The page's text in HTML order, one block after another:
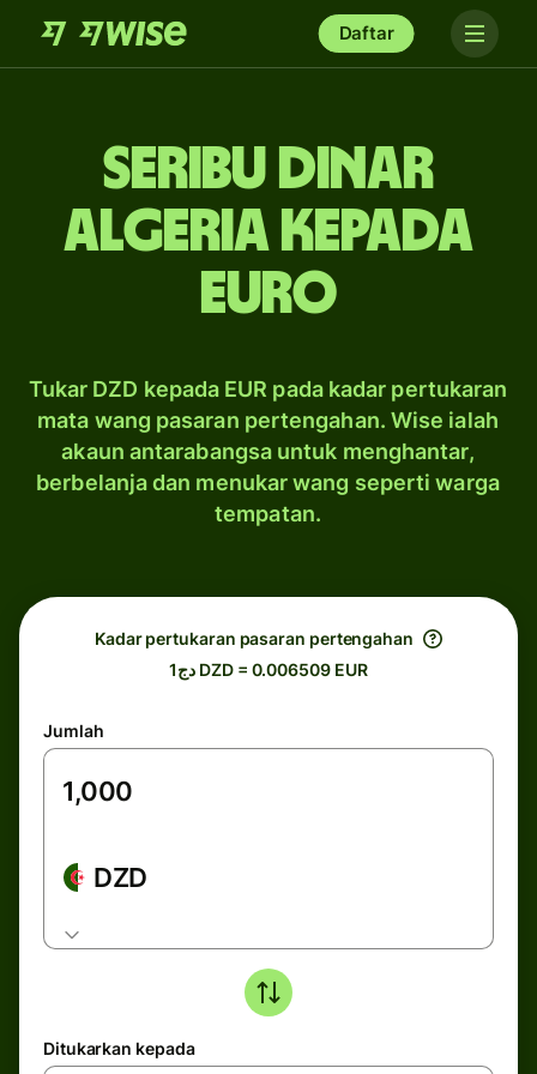
Daftar
seribu dinar
Algeria kepada
Euro
Tukar DZD kepada EUR pada kadar pertukaran
mata wang pasaran pertengahan. Wise ialah
akaun antarabangsa untuk menghantar,
berbelanja dan menukar wang seperti warga
tempatan.
Kadar pertukaran pasaran pertengahan
دج1 DZD = 0.006509 EUR
Jumlah
DZD
Ditukarkan kepada